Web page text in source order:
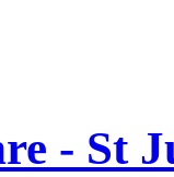
- St